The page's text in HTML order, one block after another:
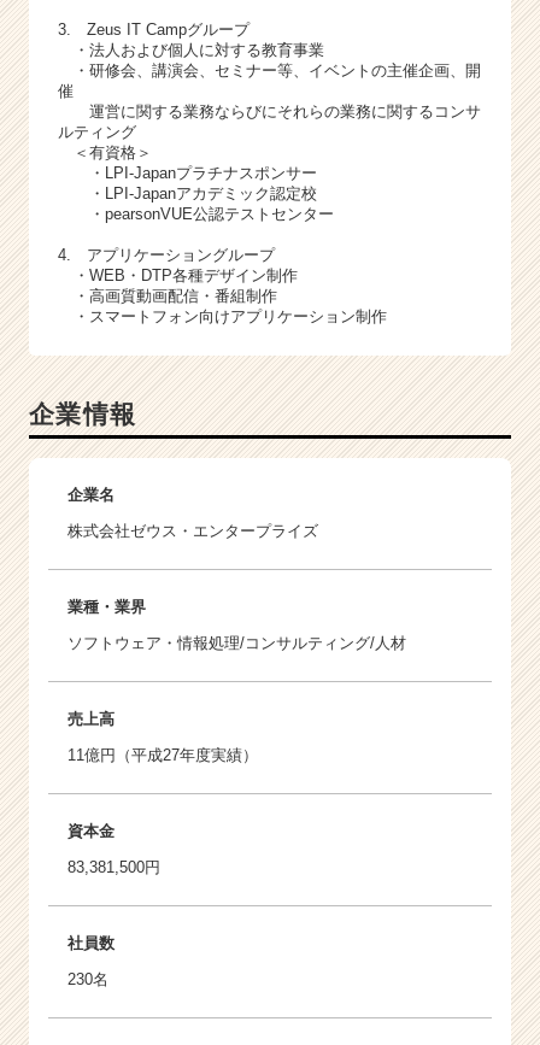
3. Zeus IT Campグループ
・法人および個人に対する教育事業
・研修会、講演会、セミナー等、イベントの主催企画、開
催
運営に関する業務ならびにそれらの業務に関するコンサ
ルティング
＜有資格＞
・LPI-Japanプラチナスポンサー
・LPI-Japanアカデミック認定校
・pearsonVUE公認テストセンター
4. アプリケーショングループ
・WEB・DTP各種デザイン制作
・高画質動画配信・番組制作
・スマートフォン向けアプリケーション制作
企業情報
企業名
株式会社ゼウス・エンタープライズ
業種・業界
ソフトウェア・情報処理/コンサルティング/人材
売上高
11億円（平成27年度実績）
資本金
83,381,500円
社員数
230名